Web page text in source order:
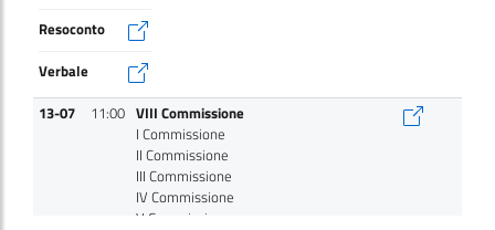
Resoconto
Verbale
13-07
11:00 VIII Commissione
I Commissione
II Commissione
III Commissione
IV Commissione
V Commissione